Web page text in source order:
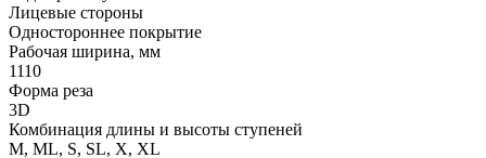
Лицевые стороны
Одностороннее покрытие
Рабочая ширина, мм
1110
Форма реза
3D
Комбинация длины и высоты ступеней
M, ML, S, SL, X, XL